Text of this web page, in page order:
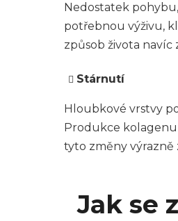
Nedostatek
potřebnou výživu,
způsob života
Stárnutí
Hloubkové vrstvy
Produkce kolagenu
tyto změny výrazně
Jak se